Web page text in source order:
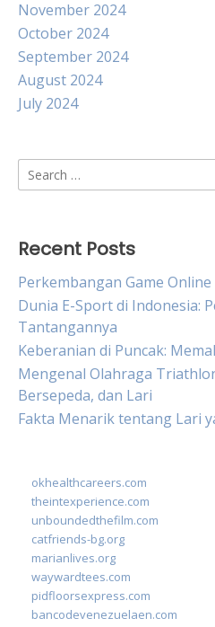
November 2024
October 2024
September 2024
August 2024
July 2024
Search
for:
Recent Posts
Perkembangan Game
Dunia E-Sport di Indonesia:
Tantangannya
Keberanian di Puncak:
Mengenal Olahraga
Bersepeda, dan Lari
Fakta Menarik tentang Lari
okhealthcareers.com
theintexperience.com
unboundedthefilm.com
catfriends-bg.org
marianlives.org
waywardtees.com
pidfloorsexpress.com
bancodevenezuelaen.com